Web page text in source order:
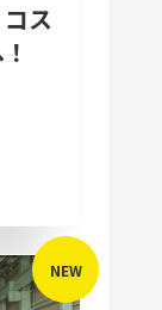
ス
NEW